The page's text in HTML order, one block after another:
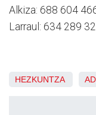
Alkiza: 688 604
Larraul: 634 289
HEZKUNTZA